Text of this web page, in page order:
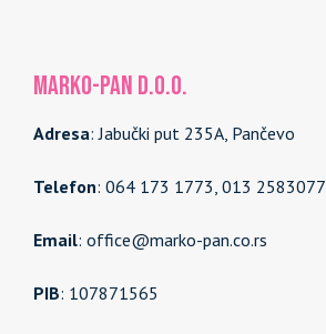
MARKO-PAN d.o.o.
Adresa: Jabučki put 235A, Pančevo
Telefon: 064 173 1773, 013 2583077
Email: office@marko-pan.co.rs
PIB: 107871565